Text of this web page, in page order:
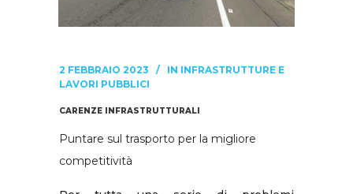
2 FEBBRAIO 2023 IN INFRASTRUTTURE E
LAVORI PUBBLICI
CARENZE INFRASTRUTTURALI
Puntare sul trasporto per la migliore
competitività